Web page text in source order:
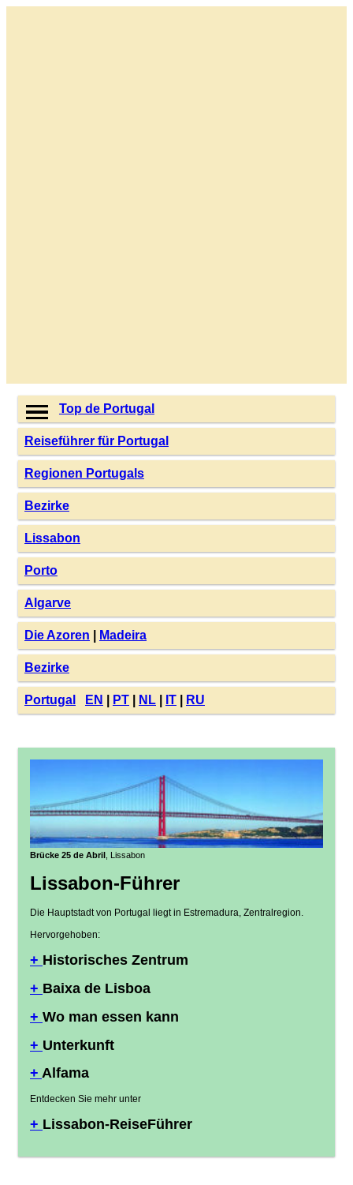
Top de Portugal
Reiseführer für Portugal
Regionen Portugals
Bezirke
Lissabon
Porto
Algarve
Die Azoren Madeira
Bezirke
Portugal EN PT NL IT RU
Brücke 25 de Abril , Lissabon
Lissabon-Führer
Die Hauptstadt von Portugal liegt in Estremadura, Zentralregion.
Hervorgehoben:
+ Historisches Zentrum
+ Baixa de Lisboa
+ Wo man essen kann
+ Unterkunft
+ Alfama
Entdecken Sie mehr unter
+ Lissabon-ReiseFührer